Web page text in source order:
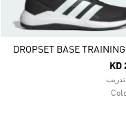
KD
تدريب